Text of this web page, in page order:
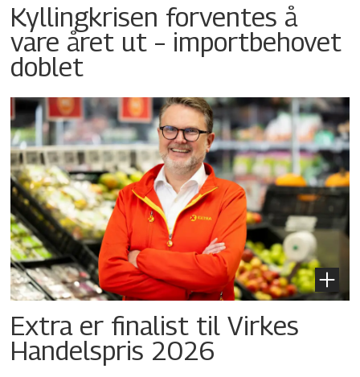
Kyllingkrisen forventes å
vare året ut – importbehovet
doblet
Extra er finalist til Virkes
Handelspris 2026